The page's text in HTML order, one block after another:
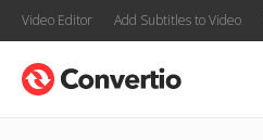
Video Editor Add Subtitles to Video